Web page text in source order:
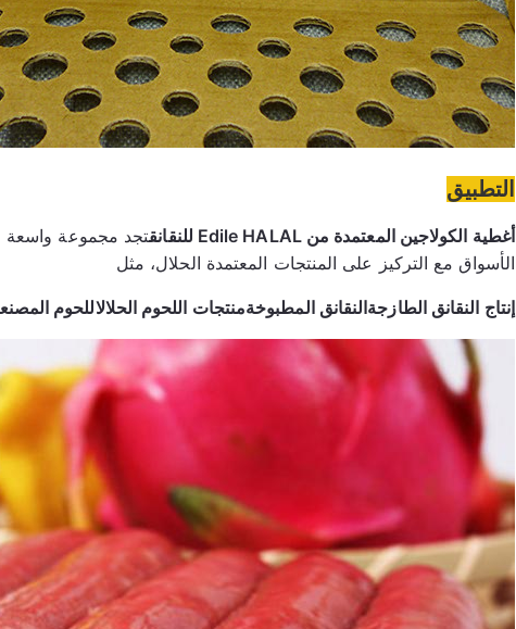
التطبيق
أغطية الكولاجين المعتمدة من Edile HALAL للنقانق
الأسواق مع التركيز على المنتجات المعتمدة الحلال، مثل
إنتاج النقانق الطازجةالنقانق المطبوخةمنتجات اللحوم الحلالاللحوم